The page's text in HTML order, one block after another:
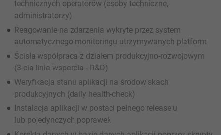
technicznych operatorów (osoby techniczne,
administratorzy)
Reagowanie na zdarzenia wykryte przez system
automatycznego monitoringu utrzymywanych platform
Ścisła współpraca z działem produkcyjno-rozwojowym
(3-cia linia wsparcia - R&D)
Weryfikacja stanu aplikacji na środowiskach
produkcyjnych (daily health-check)
Instalacja aplikacji w postaci pełnego release'u
lub pojedynczych poprawek